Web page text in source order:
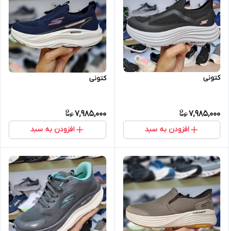
کتونی
7,985,000
افزودن به سبد
کتونی
7,985,000
افزودن به سبد